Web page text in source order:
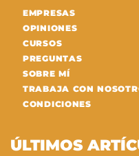
EMPRESAS
OPINIONES
CURSOS
PREGUNTAS
SOBRE MÍ
TRABAJA CON
CONDICIONES
ÚLTIMOS